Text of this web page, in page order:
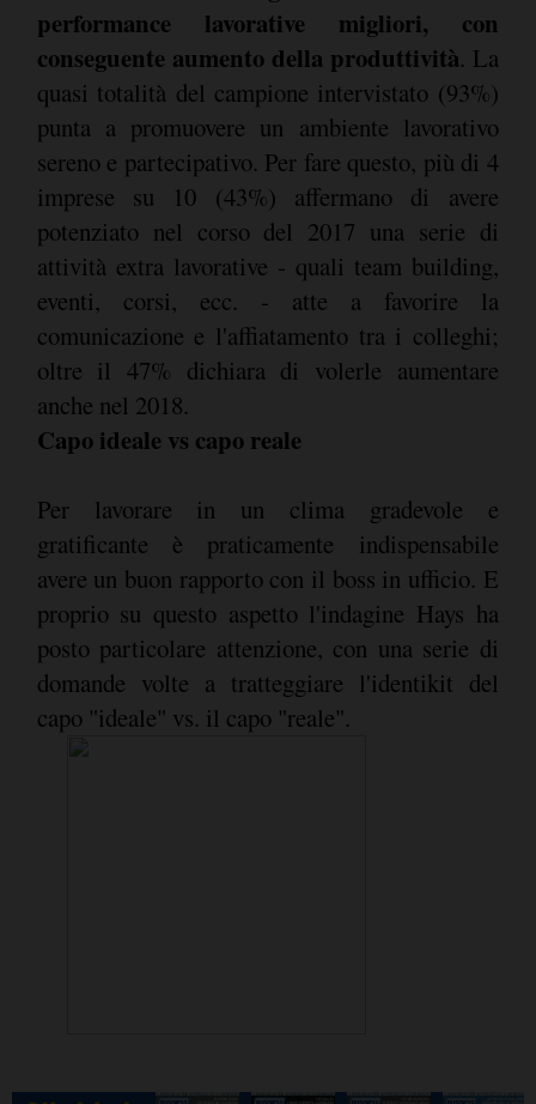
performance lavorative migliori, con
conseguente aumento della produttività. La
quasi totalità del campione intervistato (93%)
punta a promuovere un ambiente lavorativo
sereno e partecipativo. Per fare questo, più di 4
imprese su 10 (43%) affermano di avere
potenziato nel corso del 2017 una serie di
attività extra lavorative - quali team building,
eventi, corsi, ecc. - atte a favorire la
comunicazione e l'affiatamento tra i colleghi;
oltre il 47% dichiara di volerle aumentare
anche nel 2018.
Capo ideale vs capo reale
Per lavorare in un clima gradevole e
gratificante è praticamente indispensabile
avere un buon rapporto con il boss in ufficio. E
proprio su questo aspetto l'indagine Hays ha
posto particolare attenzione, con una serie di
domande volte a tratteggiare l'identikit del
capo "ideale" vs. il capo "reale".